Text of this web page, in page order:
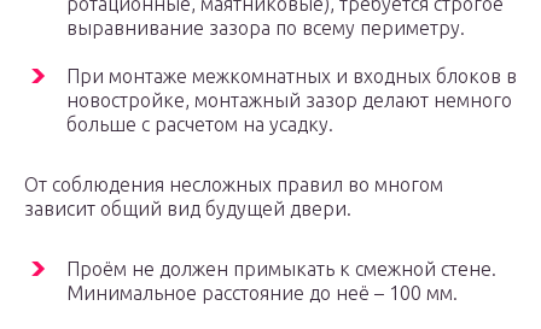
выравнивание зазора по всему периметру.
При монтаже межкомнатных и входных блоков в
новостройке, монтажный зазор делают немного
больше с расчетом на усадку.
От соблюдения несложных правил во многом
зависит общий вид будущей двери.
Проём не должен примыкать к смежной стене.
Минимальное расстояние до неё – 100 мм.